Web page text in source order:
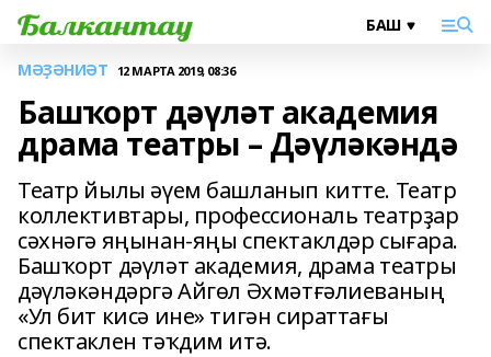
МӘҘӘНИӘТ 12 МАРТА 2019, 08:36
Башҡорт дәүләт академия
драма театры – Дәүләкәндә
Театр йылы әүем башланып китте. Театр
коллективтары, профессиональ театрҙар
сәхнәгә яңынан-яңы спектаклдәр сығара.
Башҡорт дәүләт академия, драма театры
дәүләкәндәргә Айгөл Әхмәтғәлиеваның
«Ул бит кисә ине» тигән сираттағы
спектаклен тәҡдим итә.